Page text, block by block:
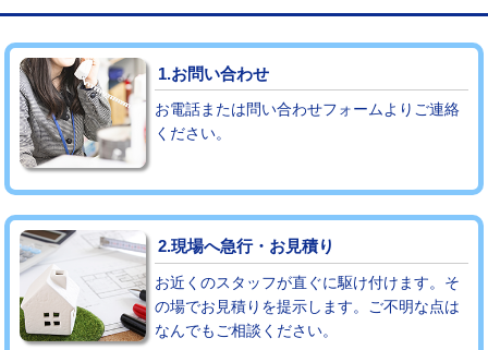
マス交換（深さ50㎝以上） 66,000円
コンクリート斫り（厚さ10㎝まで）
コンクリート斫り（厚さ10㎝超え） 38,500円
モルタル補修（厚さ10㎝まで）
モルタル補修（厚さ10㎝超え） 38,500円
追加人工 16,500円
廃棄・処分 現場見積
※給水管工事は20mmまでの価格です。
1.お問い合わせ
お電話または問い合わせフォームよりご連絡
ください。
2.現場へ急行・お見積り
お近くのスタッフが直ぐに駆け付けます。そ
の場でお見積りを提示します。ご不明な点は
なんでもご相談ください。